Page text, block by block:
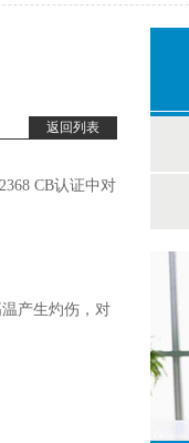
返回列表
CB认证中对
产生灼伤，对